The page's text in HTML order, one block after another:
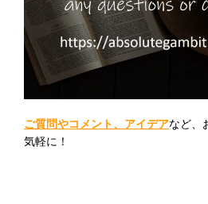
ご質問やコメント、アイデアなど、
気軽に！